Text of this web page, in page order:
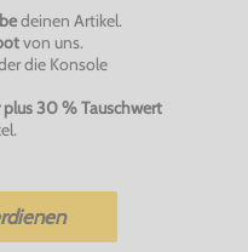
deinen Artikel.
von uns.
die Konsole
plus 30 % Tauschwert